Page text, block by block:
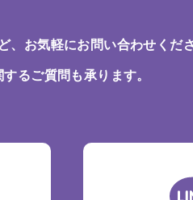
、お気軽にお問い合わせくださ
るご質問も承ります。